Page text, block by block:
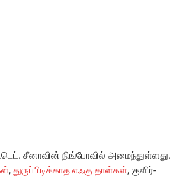
சீனாவின் நிங்போவில் அமைந்துள்ளது.
, துருப்பிடிக்காத எஃகு தாள்கள், குளிர்-